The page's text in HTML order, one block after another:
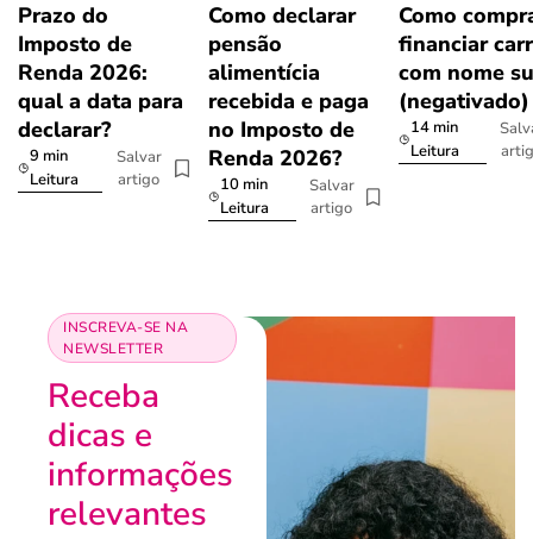
Prazo do
Imposto de
Renda 2026:
qual a data para
declarar?
9 min
Leitura
Salvar
artigo
Como declarar
pensão
alimentícia
recebida e paga
no Imposto de
Renda 2026?
10 min
Leitura
Salvar
artigo
Como
financiar
com nome
(negativado)
14 min
Leitura
INSCREVA-SE NA
NEWSLETTER
Receba
dicas e
informações
relevantes